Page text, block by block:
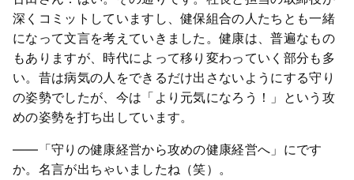
深くコミットしていますし、健保組合の人たちとも一緒
になって文言を考えていきました。健康は、普遍なもの
もありますが、時代によって移り変わっていく部分も多
い。昔は病気の人をできるだけ出さないようにする守り
の姿勢でしたが、今は「より元気になろう！」という攻
めの姿勢を打ち出しています。
――「守りの健康経営から攻めの健康経営へ」にです
か。名言が出ちゃいましたね（笑）。